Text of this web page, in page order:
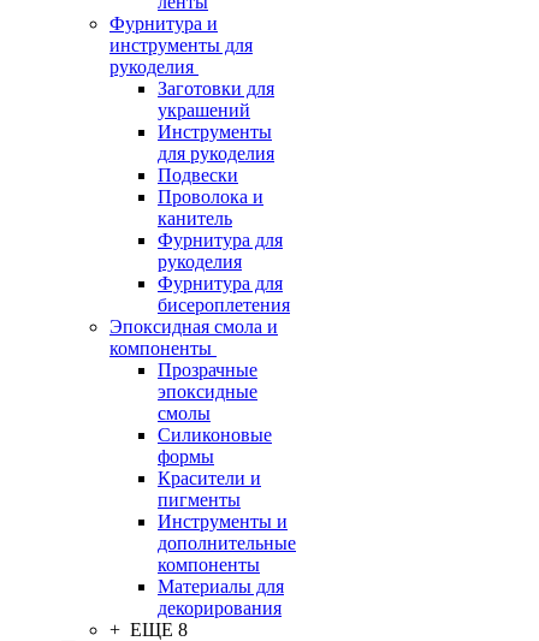
Фурнитура и
инструменты для
рукоделия
Заготовки для
украшений
Инструменты
для рукоделия
Подвески
Проволока и
канитель
Фурнитура для
рукоделия
Фурнитура для
бисероплетения
Эпоксидная смола и
компоненты
Прозрачные
эпоксидные
смолы
Силиконовые
формы
Красители и
пигменты
Инструменты и
дополнительные
компоненты
Материалы для
декорирования
+ ЕЩЕ 8